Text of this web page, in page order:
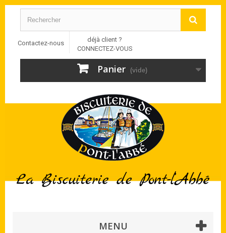
Contactez-nous
déjà client ?
CONNECTEZ-VOUS
Panier (vide)
MENU